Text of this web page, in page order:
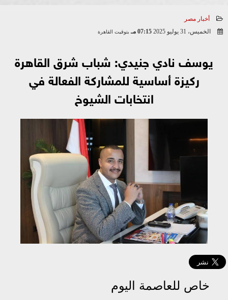
أخبار مصر
الخميس، 31 يوليو 2025
07:15 مـ بتوقيت القاهرة
يوسف نادي جنيدي: شباب شرق القاهرة
ركيزة أساسية للمشاركة الفعالة في
انتخابات الشيوخ
خاص للعاصمة اليوم